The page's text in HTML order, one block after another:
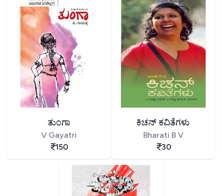
ತುಂಗಾ
V Gayatri
150
ಕಿಚನ್ ಕವಿತೆಗಳು
Bharati B V
30